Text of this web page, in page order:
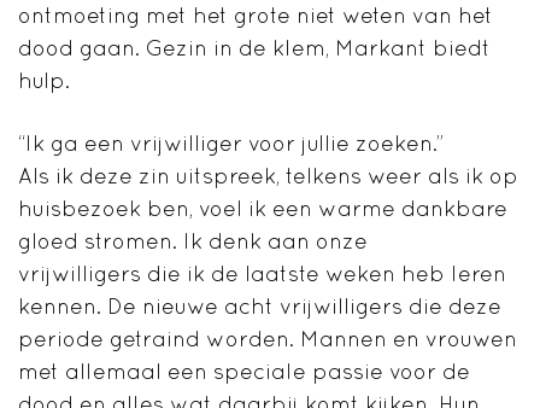
ontmoeting met het grote niet weten van het
dood gaan. Gezin in de klem, Markant biedt
hulp.
“Ik ga een vrijwilliger voor jullie zoeken.”
Als ik deze zin uitspreek, telkens weer als ik op
huisbezoek ben, voel ik een warme dankbare
gloed stromen. Ik denk aan onze
vrijwilligers die ik de laatste weken heb leren
kennen. De nieuwe acht vrijwilligers die deze
periode getraind worden. Mannen en vrouwen
met allemaal een speciale passie voor de